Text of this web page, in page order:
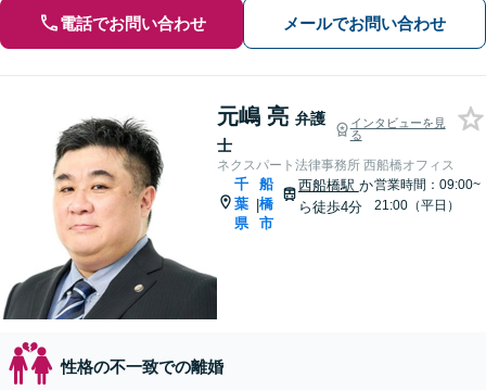
電話でお問い合わせ メールでお問い合わせ
元嶋 亮 弁護
士
インタビューを見
る
ネクスパート法律事務所 西船橋オフィス
千
葉
県
|
船
橋
市
西船橋駅 か
ら徒歩4分
営業時間：09:00~
21:00（平日）
性格の不一致での離婚